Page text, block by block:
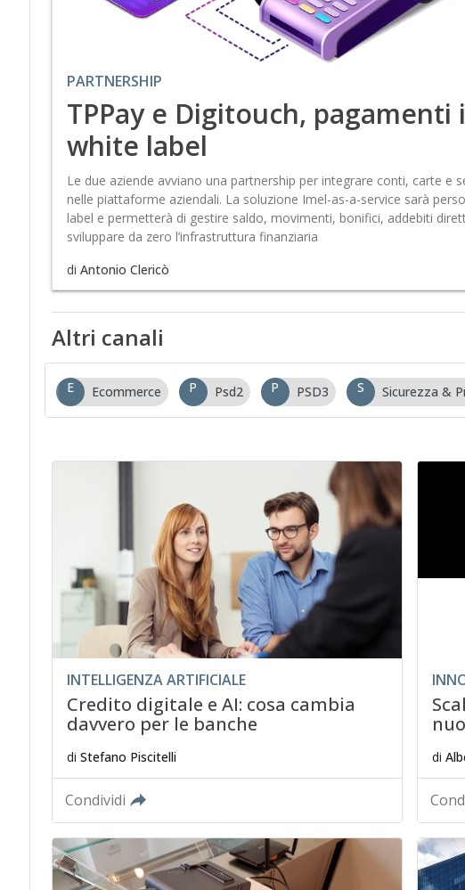
PARTNERSHIP
TPPay e Digitouch,
white label
Le due aziende avviano una partnership per integrare conti, carte e
nelle piattaforme aziendali. La soluzione Imel-as-a-service sarà
label e permetterà di gestire saldo, movimenti, bonifici, addebiti
sviluppare da zero l’infrastruttura finanziaria
di Antonio Clericò
Altri canali
E Ecommerce P Psd2 P PSD3 S Sicurezza &
INTELLIGENZA ARTIFICIALE
Credito digitale e AI: cosa cambia
davvero per le banche
di Stefano Piscitelli
Condividi
di